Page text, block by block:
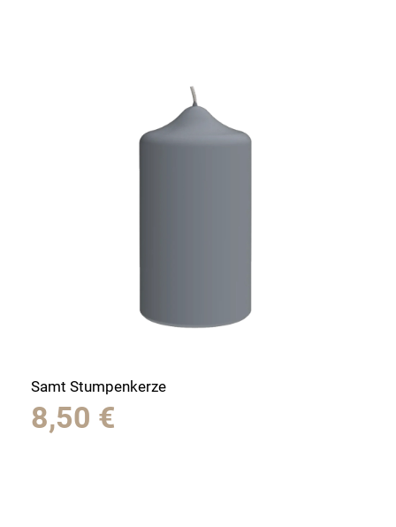
Samt Stumpenkerze
8,50 €